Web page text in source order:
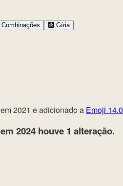
Combinações 🩻 Gíria
em 2021 e adicionado a Emoji 14.0
em 2024 houve 1 alteração.